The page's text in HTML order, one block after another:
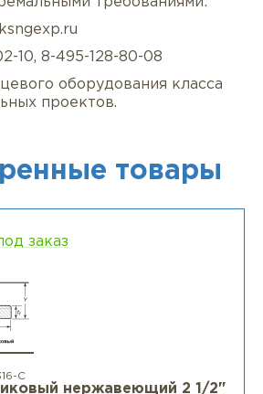
10, 8-495-128-80-08
оборудования класса
проектов.
товары
заказ
С
нержавеющий 2 1/2"